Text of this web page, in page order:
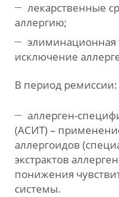
лекарственные
аллергию;
элиминационная
исключение
В период ремиссии:
аллерген-
(АСИТ) –
аллергоидов
экстрактов
понижения
системы.